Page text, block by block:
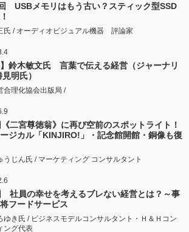
USBメモリはもう古い？スティック型SSD
氏 / オーディオビジュアル機器 評論家
】鈴木敏文氏 言葉で伝える経営（ジャーナリ
明氏）
合理化協会出版局 /
二宮尊徳翁》に再び空前のスポットライト！
ジカル「KINJIRO!」・記念館開館・銅像も復
うじん氏 / マーケティング コンサルタント
社員の幸せを考えるブレない経営とは？～事
フードサービス
ゆき氏 / ビジネスモデルコンサルタント・Ｈ＆Ｈコン
ング代表